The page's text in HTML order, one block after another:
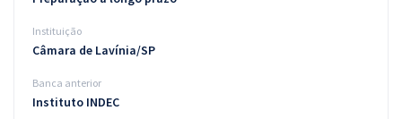
Blog
Aprovados
Instituição
Câmara de Lavínia/SP
Banca anterior
Instituto INDEC